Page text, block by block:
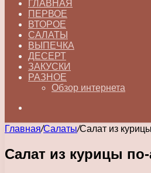
ГЛАВНАЯ
ПЕРВОЕ
ВТОРОЕ
САЛАТЫ
ВЫПЕЧКА
ДЕСЕРТ
ЗАКУСКИ
РАЗНОЕ
Обзор интернета
Главная/Салаты/Салат из
Салат из курицы